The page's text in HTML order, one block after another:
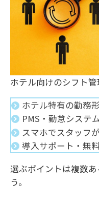
ホテル向けのシフト管
ホテル特有の勤務
PMS・勤怠システ
スマホでスタッフ
導入サポート・無
選ぶポイントは複数
う。